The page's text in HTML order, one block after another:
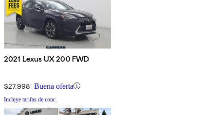
2021 Lexus UX 200 FWD
$27,998 Buena oferta
Incluye tarifas de conc.